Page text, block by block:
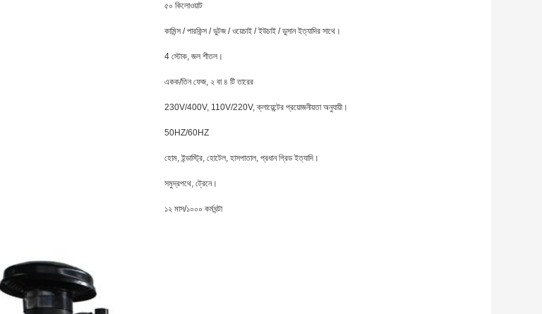
৫০ কিলোওয়াট
কামিন্স / পারকিন্স / ডুটজ / ওয়েচাই / ইউচাই / ডুসান ইত্যাদির সাথে।
4 স্টোক, জল শীতল।
একক/তিন ফেজ, ২ বা ৪ টি তারের
230V/400V, 110V/220V, ক্লায়েন্টের প্রয়োজনীয়তা অনুযায়ী।
50HZ/60HZ
হোম, ইন্ডাস্ট্রি, হোটেল, হাসপাতাল, প্রধান গ্রিড ইত্যাদি।
সমুদ্রপথে, ট্রেনে।
১২ মাস/১০০০ কর্মঘন্টা